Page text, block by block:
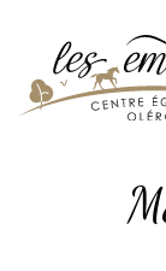
content